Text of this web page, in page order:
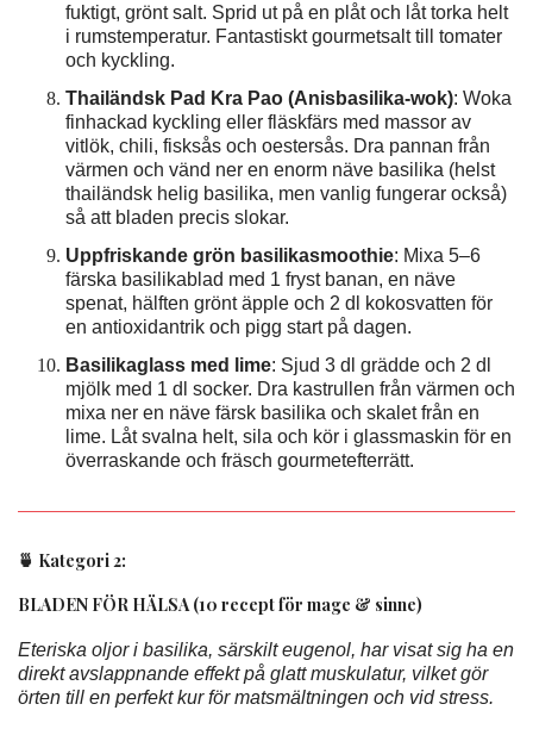
fuktigt, grönt salt. Sprid ut på en plåt och låt torka helt
i rumstemperatur. Fantastiskt gourmetsalt till tomater
och kyckling.
Thailändsk Pad Kra Pao (Anisbasilika-wok): Woka
finhackad kyckling eller fläskfärs med massor av
vitlök, chili, fisksås och oestersås. Dra pannan från
värmen och vänd ner en enorm näve basilika (helst
thailändsk helig basilika, men vanlig fungerar också)
så att bladen precis slokar.
Uppfriskande grön basilikasmoothie: Mixa 5–6
färska basilikablad med 1 fryst banan, en näve
spenat, hälften grönt äpple och 2 dl kokosvatten för
en antioxidantrik och pigg start på dagen.
Basilikaglass med lime: Sjud 3 dl grädde och 2 dl
mjölk med 1 dl socker. Dra kastrullen från värmen och
mixa ner en näve färsk basilika och skalet från en
lime. Låt svalna helt, sila och kör i glassmaskin för en
överraskande och fräsch gourmetefterrätt.
🍵 Kategori 2:
BLADEN FÖR HÄLSA (10 recept för mage & sinne)
Eteriska oljor i basilika, särskilt eugenol, har visat sig ha en
direkt avslappnande effekt på glatt muskulatur, vilket gör
örten till en perfekt kur för matsmältningen och vid stress.